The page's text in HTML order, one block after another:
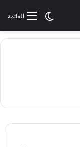
القائمةالوضع